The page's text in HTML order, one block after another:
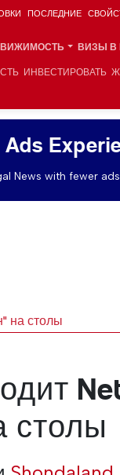
ПОСЛЕДНИЕ
ВИЗЫ В
ИНВЕСТИРОВАТЬ
News with fewer
на столы
столы